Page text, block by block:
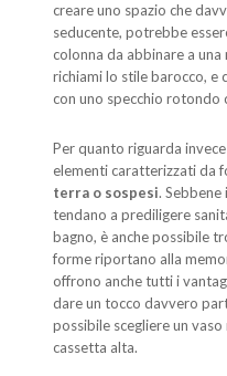
creare uno spazio che
seducente, potrebbe
colonna da abbinare a
richiami lo stile barocco, e
con uno specchio rotondo
Per quanto riguarda
elementi caratterizzati da
terra o sospesi.
tendano a prediligere
bagno, è anche possibile
forme riportano alla
offrono anche tutti i
dare un tocco davvero
possibile scegliere un
cassetta alta.